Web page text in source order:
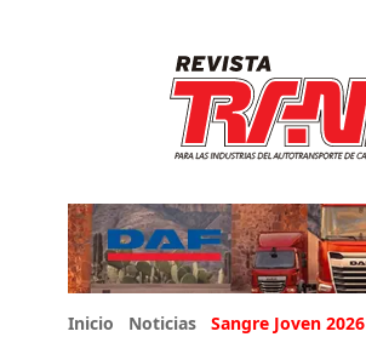
Inicio Noticias Sangre Joven 2026